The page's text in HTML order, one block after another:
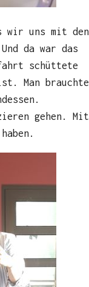
wir uns mit den
da war das
schüttete
Man brauchte
gehen. Mit